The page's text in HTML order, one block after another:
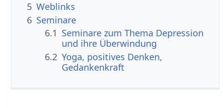
5 Weblinks
6 Seminare
6.1 Seminare zum Thema Depression
und ihre Überwindung
6.2 Yoga, positives Denken,
Gedankenkraft